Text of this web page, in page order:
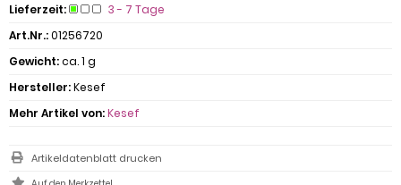
Lieferzeit:
3 - 7 Tage
Art.Nr.:01256720
Gewicht:ca. 1 g
Hersteller:Kesef
Mehr Artikel von:Kesef
Artikeldatenblatt drucken